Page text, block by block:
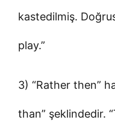
kastedilmiş.
play.”
3) “Rather then”
than” şeklindedir.